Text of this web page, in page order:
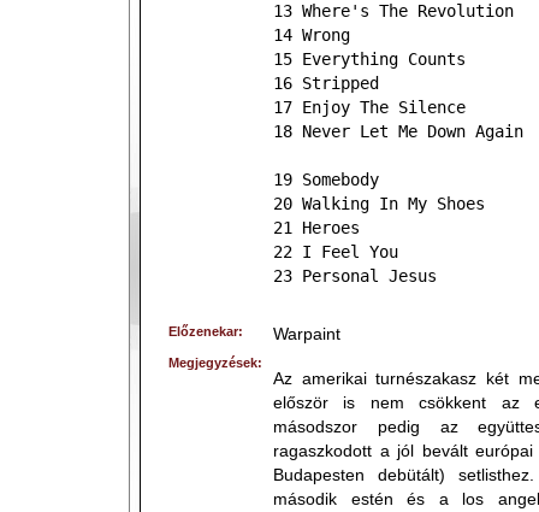
13 Where's The Revolution
14 Wrong
15 Everything Counts
16 Stripped
17 Enjoy The Silence
18 Never Let Me Down Again
19 Somebody
20 Walking In My Shoes
21 Heroes
22 I Feel You
23 Personal Jesus
Előzenekar: Warpaint
Megjegyzések:
Az amerikai turnészakasz két
először is nem csökkent az
másodszor pedig az
ragaszkodott a jól bevált
Budapesten debütált)
második estén és a los